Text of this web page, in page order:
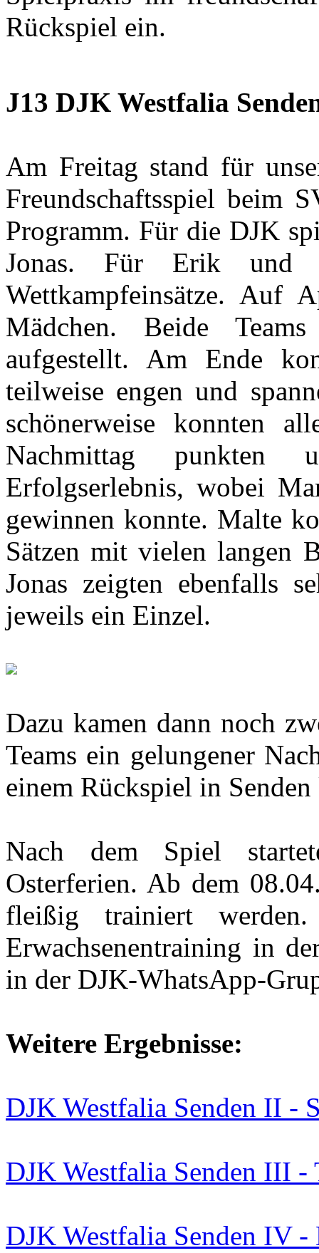
Rückspiel ein.
J13 DJK Westfalia
Am Freitag stand für
Freundschaftsspiel beim
Programm. Für die DJK
Jonas. Für Erik und
Wettkampfeinsätze. Auf
Mädchen. Beide
aufgestellt. Am Ende
teilweise engen und
schönerweise konnten
Nachmittag punkten
Erfolgserlebnis, wobei
gewinnen konnte. Malte
Sätzen mit vielen langen
Jonas zeigten ebenfalls
jeweils ein Einzel.
Dazu kamen dann noch
Teams ein gelungener
einem Rückspiel in
Nach dem Spiel
Osterferien. Ab dem
fleißig trainiert
Erwachsenentraining in
in der DJK-WhatsApp-
Weitere Ergebnisse:
DJK Westfalia Senden II -
DJK Westfalia Senden III
DJK Westfalia Senden IV